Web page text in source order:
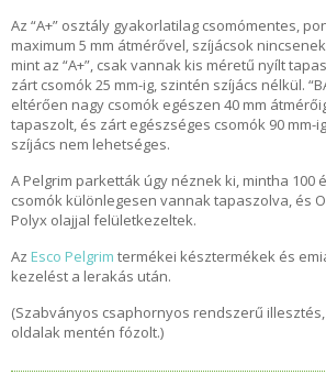
N
W
O
O
D
S
M
A
N
–
E
G
E
D
L
Az “A+” osztály gyakorlatilag csomómentes,
maximum 5 mm átmérővel, szíjácsok
mint az “A+”, csak vannak kis méretű nyílt
zárt csomók 25 mm-ig, szintén szíjács nélkül.
eltérően nagy csomók egészen 40 mm
tapaszolt, és zárt egészséges csomók 90 mm-
szíjács nem lehetséges.
A Pelgrim parketták úgy néznek ki, mintha 100
csomók különlegesen vannak tapaszolva, és
Polyx olajjal felületkezeltek.
Az Esco Pelgrim termékei késztermékek és
kezelést a lerakás után.
(Szabványos csaphornyos rendszerű
oldalak mentén fózolt.)